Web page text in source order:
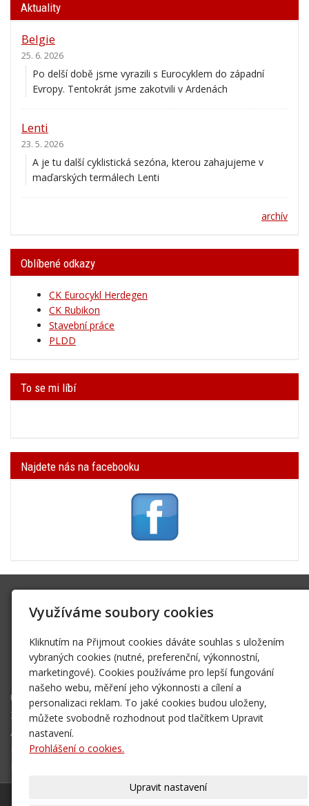
Aktuality
Belgie
25. 6. 2026
Po delší době jsme vyrazili s Eurocyklem do západní
Evropy. Tentokrát jsme zakotvili v Ardenách
Lenti
23. 5. 2026
A je tu další cyklistická sezóna, kterou zahajujeme v
maďarských termálech Lenti
archív
Oblíbené odkazy
CK Eurocykl Herdegen
CK Rubikon
Stavební práce
PLDD
To se mi líbí
Najdete nás na facebooku
Na Spádu 2069/9, 40011 Ústí nad Labem
sktrifid@sktrifid.cz
606 64 64 99
475 504 457
Úvodní stránka
Ze života klubu
Archiv 2002 - 2006
Mapa destinací - NOVÉ!
Využíváme soubory cookies
Kliknutím na Přijmout cookies dáváte souhlas s uložením
vybraných cookies (nutné, preferenční, výkonnostní,
marketingové). Cookies používáme pro lepší fungování
našeho webu, měření jeho výkonnosti a cílení a
personalizaci reklam. To jaké cookies budou uloženy,
můžete svobodně rozhodnout pod tlačítkem Upravit
nastavení.
Prohlášení o cookies.
Upravit nastavení